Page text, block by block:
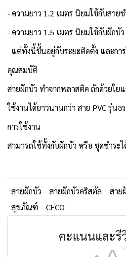
- ความยาว 1.2 เมตร นิยมใช้กับสายช
- ความยาว 1.5 เมตร นิยมใช้กับฝักบัว
แต่ทั้งนี้ขึ้นอยู่กับระยะติดตั้ง และกา
คุณสมบัติ
สายฝักบัว ทำจากพลาสติค ถักด้วยใย
ใช้งานได้ยาวนานกว่า สาย PVC รุ่นธ
การใช้งาน
สามารถใช้ทั้งกับฝักบัว หรือ ชุดชำระไ
สายฝักบัว สายฝักบัวคริสตัล สาย
สุขภัณฑ์
CECO
คะแนนและรี